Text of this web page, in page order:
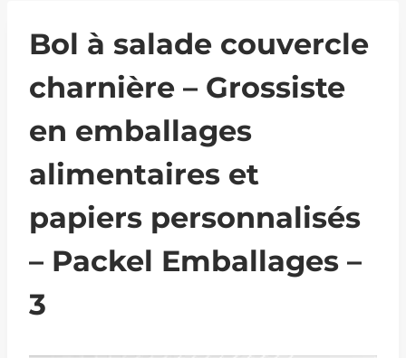
Bol à salade couvercle
charnière – Grossiste
en emballages
alimentaires et
papiers personnalisés
– Packel Emballages –
3